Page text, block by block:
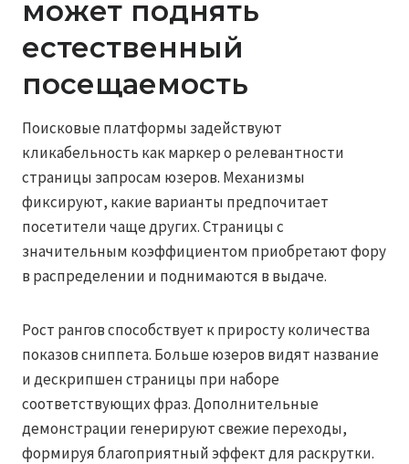
может поднять
естественный
посещаемость
Поисковые платформы задействуют
кликабельность как маркер о релевантности
страницы запросам юзеров. Механизмы
фиксируют, какие варианты предпочитает
посетители чаще других. Страницы с
значительным коэффициентом приобретают фору
в распределении и поднимаются в выдаче.
Рост рангов способствует к приросту количества
показов сниппета. Больше юзеров видят название
и дескрипшен страницы при наборе
соответствующих фраз. Дополнительные
демонстрации генерируют свежие переходы,
формируя благоприятный эффект для раскрутки.